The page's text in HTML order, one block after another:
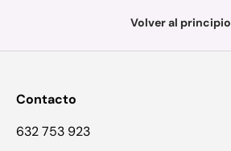
Volver al principio
Contacto
632 753 923